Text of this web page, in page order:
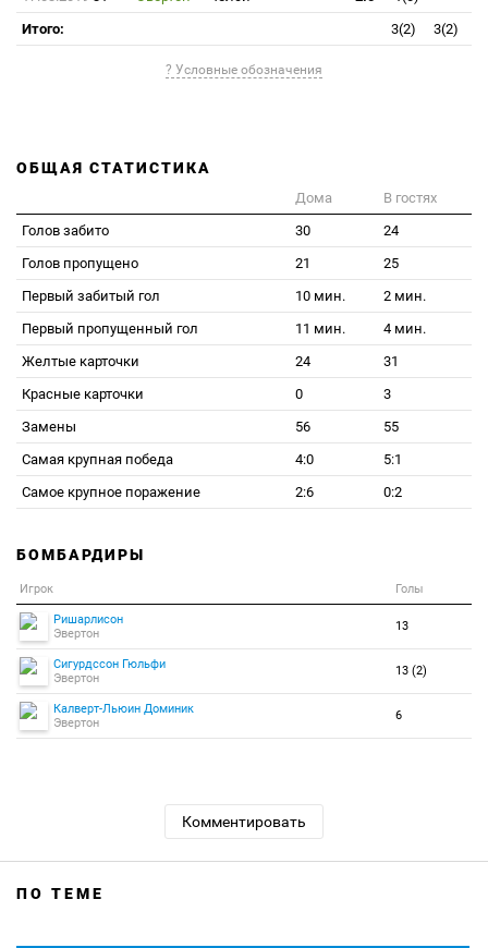
Итого:
3(2) 3(2)
? Условные обозначения
ОБЩАЯ СТАТИСТИКА
Дома
В гостях
Голов забито
30
24
Голов пропущено
21
25
Первый забитый гол
10 мин.
2 мин.
Первый пропущенный гол
11 мин.
4 мин.
Желтые карточки
24
31
Красные карточки
0
3
Замены
56
55
Самая крупная победа
4:0
5:1
Самое крупное поражение
2:6 0:2
БОМБАРДИРЫ
Игрок Голы
Ришарлисон
Эвертон
13
Сигурдссон Гюльфи
Эвертон
13 (2)
Калверт-Льюин Доминик
Эвертон
6
Комментировать
ПО ТЕМЕ